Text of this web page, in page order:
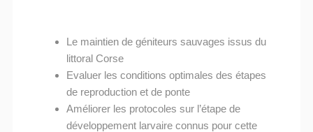
Le maintien de géniteurs sauvages issus du
littoral Corse
Evaluer les conditions optimales des étapes
de reproduction et de ponte
Améliorer les protocoles sur l’étape de
développement larvaire connus pour cette